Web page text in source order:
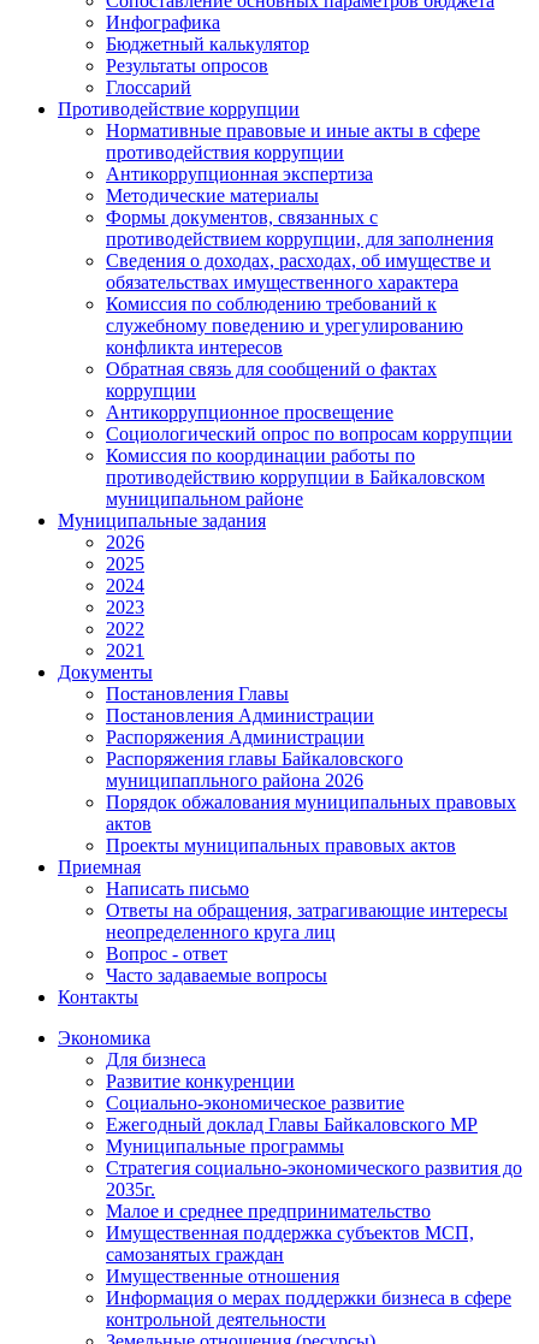
Инфографика
Бюджетный калькулятор
Результаты опросов
Глоссарий
Противодействие коррупции
Нормативные правовые и иные акты в сфере
противодействия коррупции
Антикоррупционная экспертиза
Методические материалы
Формы документов, связанных с
противодействием коррупции, для заполнения
Сведения о доходах, расходах, об имуществе и
обязательствах имущественного характера
Комиссия по соблюдению требований к
служебному поведению и урегулированию
конфликта интересов
Обратная связь для сообщений о фактах
коррупции
Антикоррупционное просвещение
Социологический опрос по вопросам коррупции
Комиссия по координации работы по
противодействию коррупции в Байкаловском
муниципальном районе
Муниципальные задания
2026
2025
2024
2023
2022
2021
Документы
Постановления Главы
Постановления Администрации
Распоряжения Администрации
Распоряжения главы Байкаловского
муниципапльного района 2026
Порядок обжалования муниципальных правовых
актов
Проекты муниципальных правовых актов
Приемная
Написать письмо
Ответы на обращения, затрагивающие интересы
неопределенного круга лиц
Вопрос - ответ
Часто задаваемые вопросы
Контакты
Экономика
Для бизнеса
Развитие конкуренции
Социально-экономическое развитие
Ежегодный доклад Главы Байкаловского МР
Муниципальные программы
Стратегия социально-экономического развития до
2035г.
Малое и среднее предпринимательство
Имущественная поддержка субъектов МСП,
самозанятых граждан
Имущественные отношения
Информация о мерах поддержки бизнеса в сфере
контрольной деятельности